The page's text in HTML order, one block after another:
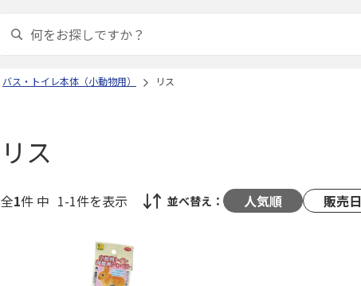
バス・トイレ本体（小動物用） リス
リス
全1件 中 1-1件を表示 並べ替え： 人気順 販売日